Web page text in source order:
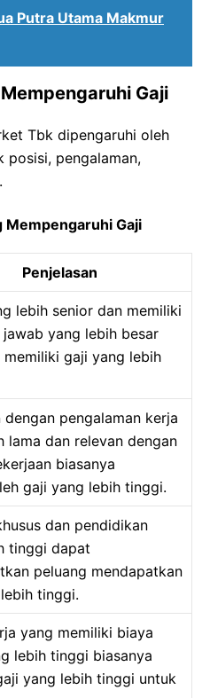
Putra Utama Makmur
Gaji
Tbk dipengaruhi oleh
posisi, pengalaman,
Gaji
Penjelasan
lebih senior dan memiliki
yang lebih besar
memiliki gaji yang lebih
dengan pengalaman kerja
lama dan relevan dengan
biasanya
gaji yang lebih tinggi.
dan pendidikan
tinggi dapat
peluang mendapatkan
tinggi.
yang memiliki biaya
lebih tinggi biasanya
yang lebih tinggi untuk